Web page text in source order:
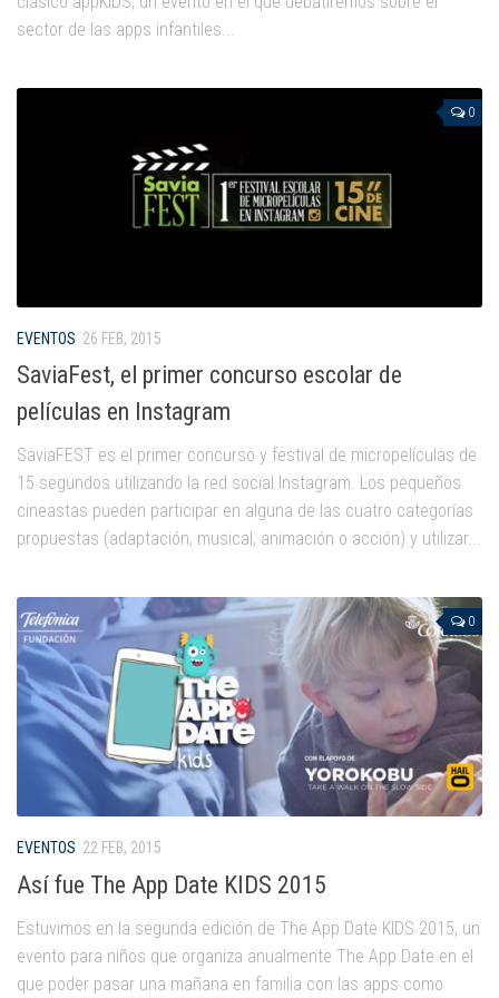
sector de las apps infantiles...
0
EVENTOS 26 FEB, 2015
SaviaFest, el primer concurso escolar de
películas en Instagram
SaviaFEST es el primer concurso y festival de micropelículas de
15 segundos utilizando la red social Instagram. Los pequeños
cineastas pueden participar en alguna de las cuatro categorías
propuestas (adaptación, musical, animación o acción) y utilizar...
0
EVENTOS 22 FEB, 2015
Así fue The App Date KIDS 2015
Estuvimos en la segunda edición de The App Date KIDS 2015, un
evento para niños que organiza anualmente The App Date en el
que poder pasar una mañana en familia con las apps como